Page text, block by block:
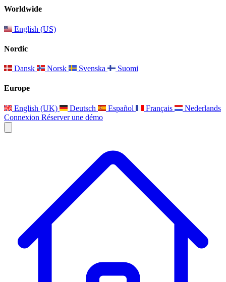
Worldwide
English (US)
Nordic
Dansk Norsk Svenska Suomi
Europe
English (UK) Deutsch Español Français
Nederlands
Connexion Réserver une démo